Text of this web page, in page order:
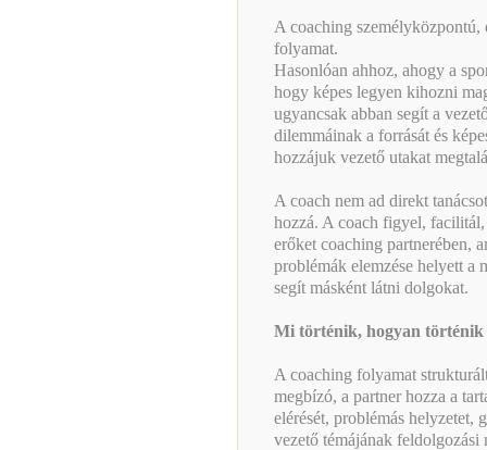
A coaching személyközpontú,
folyamat.
Hasonlóan ahhoz, ahogy a
hogy képes legyen kihozni
ugyancsak abban segít a
dilemmáinak a forrását és
hozzájuk vezető utakat
A coach nem ad direkt
hozzá. A coach figyel,
erőket coaching partnerében,
problémák elemzése helyett a
segít másként látni dolgokat.
Mi történik, hogyan történik
A coaching folyamat
megbízó, a partner hozza a
elérését, problémás helyzetet,
vezető témájának feldolgozási